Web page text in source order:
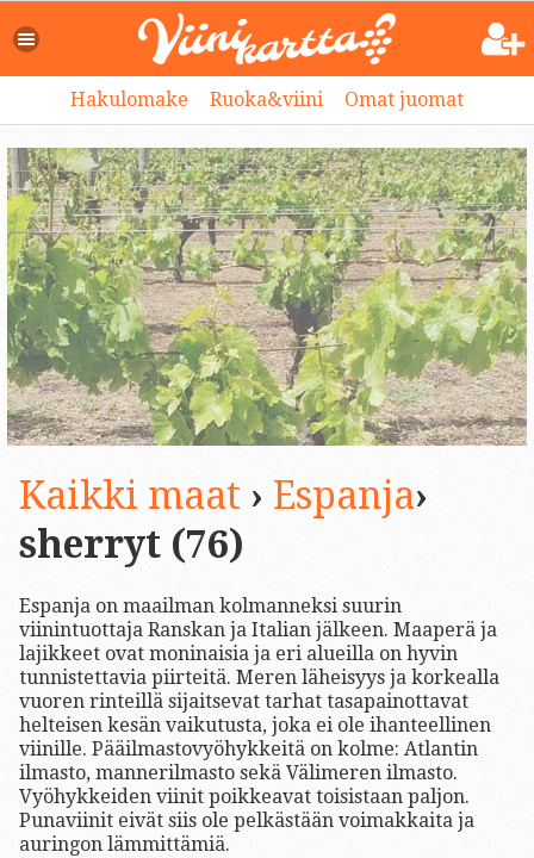
Hakulomake Ruoka&viini Omat juomat
Kaikki maat › Espanja›
sherryt (76)
Espanja on maailman kolmanneksi suurin
viinintuottaja Ranskan ja Italian jälkeen. Maaperä ja
lajikkeet ovat moninaisia ja eri alueilla on hyvin
tunnistettavia piirteitä. Meren läheisyys ja korkealla
vuoren rinteillä sijaitsevat tarhat tasapainottavat
helteisen kesän vaikutusta, joka ei ole ihanteellinen
viinille. Pääilmastovyöhykkeitä on kolme: Atlantin
ilmasto, mannerilmasto sekä Välimeren ilmasto.
Vyöhykkeiden viinit poikkeavat toisistaan paljon.
Punaviinit eivät siis ole pelkästään voimakkaita ja
auringon lämmittämiä.